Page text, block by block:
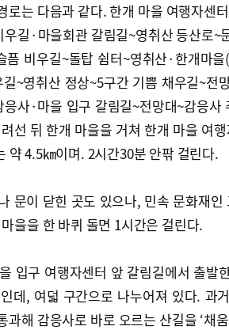
로는 다음과 같다. 한개 마을 여행자센
길·마을회관 갈림길~영취산 등산로~
픔 비우길~돌탑 쉼터~영취산·한개마
~영취산 정상~5구간 기쁨 채우길~전
사·마을 입구 갈림길~전망대~감응사
선 뒤 한개 마을을 거쳐 한개 마을 여
약 4.5㎞이며. 2시간30분 안팎 걸린다.
문이 닫힌 곳도 있으나, 민속 문화재인
을을 한 바퀴 돌면 1시간은 걸린다.
입구 여행자센터 앞 갈림길에서 출발
데, 여덟 구간으로 나누어져 있다. 과
해 감응사로 바로 오르는 산길을 ‘채